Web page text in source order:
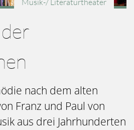
nach dem alten
Franz und Paul von
aus drei Jahrhunderten